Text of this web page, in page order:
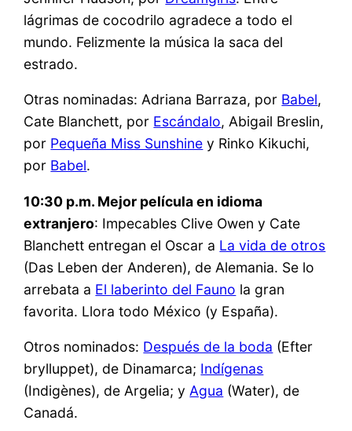
lágrimas de cocodrilo agradece a todo el
mundo. Felizmente la música la saca del
estrado.
Otras nominadas: Adriana Barraza, por Babel,
Cate Blanchett, por Escándalo, Abigail Breslin,
por Pequeña Miss Sunshine y Rinko Kikuchi,
por Babel.
10:30 p.m. Mejor película en idioma
extranjero: Impecables Clive Owen y Cate
Blanchett entregan el Oscar a La vida de otros
(Das Leben der Anderen), de Alemania. Se lo
arrebata a El laberinto del Fauno la gran
favorita. Llora todo México (y España).
Otros nominados: Después de la boda (Efter
brylluppet), de Dinamarca; Indígenas
(Indigènes), de Argelia; yAgua (Water), de
Canadá.